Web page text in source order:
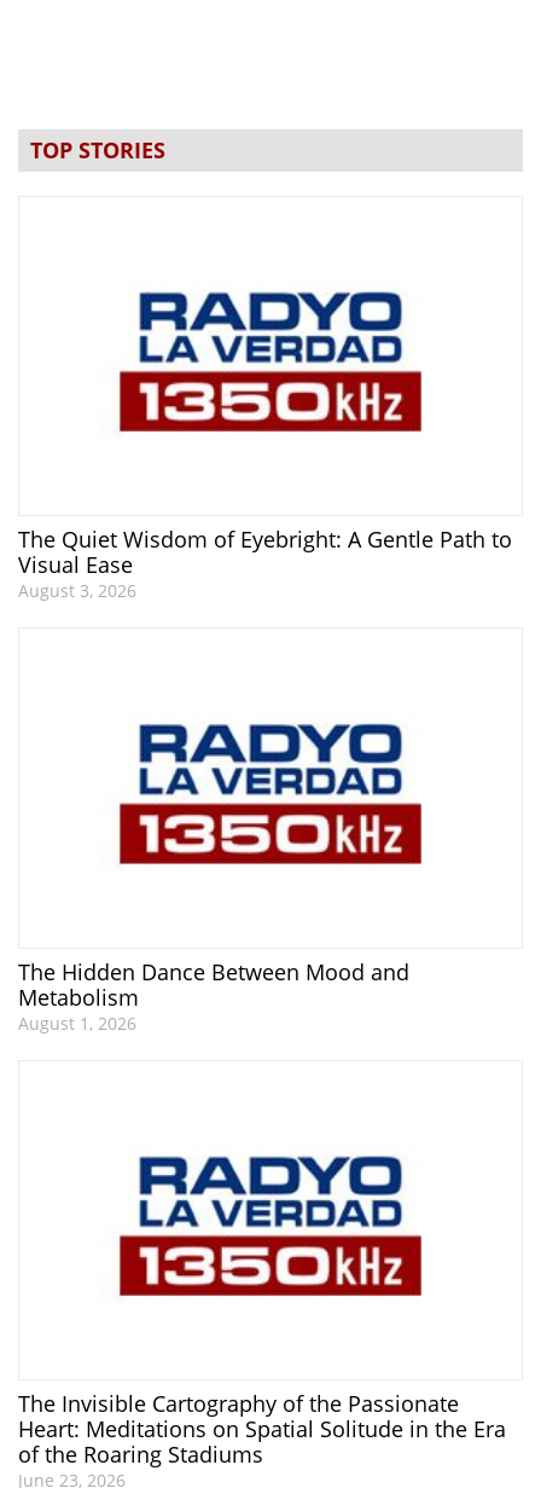
TOP STORIES
The Quiet Wisdom of Eyebright: A Gentle Path to
Visual Ease
August 3, 2026
The Hidden Dance Between Mood and
Metabolism
August 1, 2026
The Invisible Cartography of the Passionate
Heart: Meditations on Spatial Solitude in the Era
of the Roaring Stadiums
June 23, 2026